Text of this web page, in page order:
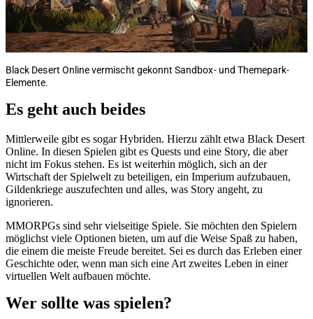
Black Desert Online vermischt gekonnt Sandbox- und Themepark-
Elemente.
Es geht auch beides
Mittlerweile gibt es sogar Hybriden. Hierzu zählt etwa Black Desert
Online. In diesen Spielen gibt es Quests und eine Story, die aber
nicht im Fokus stehen. Es ist weiterhin möglich, sich an der
Wirtschaft der Spielwelt zu beteiligen, ein Imperium aufzubauen,
Gildenkriege auszufechten und alles, was Story angeht, zu
ignorieren.
MMORPGs sind sehr vielseitige Spiele. Sie möchten den Spielern
möglichst viele Optionen bieten, um auf die Weise Spaß zu haben,
die einem die meiste Freude bereitet. Sei es durch das Erleben einer
Geschichte oder, wenn man sich eine Art zweites Leben in einer
virtuellen Welt aufbauen möchte.
Wer sollte was spielen?